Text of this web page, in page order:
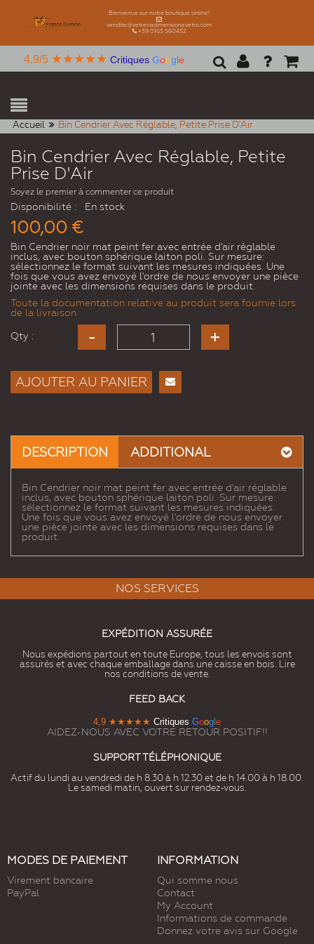
Bienvenue sur notre boutique online!
vendite@vetreriadimensionevetro.com
+39 0163 560432
4,9/5 ★★★★★ Critiques Google
Accueil Bin Cendrier Avec Réglable, Petite Prise D'Air
Bin Cendrier Avec Réglable, Petite
Prise D'Air
Soyez le premier à commenter ce produit
Disponibilité : En stock
100,00 €
Bin Cendrier noir mat peint fer avec entrée d'air réglable
inclus, avec bouton sphérique laiton poli. Sur mesure:
sélectionnez le format suivant les mesures indiquées. Une
fois que vous avez envoyé l'ordre de nous envoyer une pièce
jointe avec les dimensions requises dans le produit.
Toute la documentation relative au produit sera fournie lors
de la livraison
Qty :
AJOUTER AU PANIER
DESCRIPTION ADDITIONAL
Bin Cendrier noir mat peint fer avec entrée d'air réglable
inclus, avec bouton sphérique laiton poli. Sur mesure:
sélectionnez le format suivant les mesures indiquées.
Une fois que vous avez envoyé l'ordre de nous envoyer
une pièce jointe avec les dimensions requises dans le
produit.
NOS SERVICES
EXPÉDITION ASSURÉE
Nous expédions partout en toute Europe, tous les envois sont
assurés et avec chaque emballage dans une caisse en bois. Lire
nos conditions de vente.
FEED BACK
4,9 ★★★★★ Critiques Goog e
AIDEZ-NOUS AVEC VOTRE RETOUR POSITIF!!
SUPPORT TÉLÉPHONIQUE
Actif du lundi au vendredi de h 8.30 à h 12.30 et de h 14.00 à h 18.00.
Le samedi matin, ouvert sur rendez-vous.
MODES DE PAIEMENT
Virement bancaire
PayPal
INFORMATION
Qui somme nous
Contact
My Account
Informations de commande
Donnez votre avis sur Google